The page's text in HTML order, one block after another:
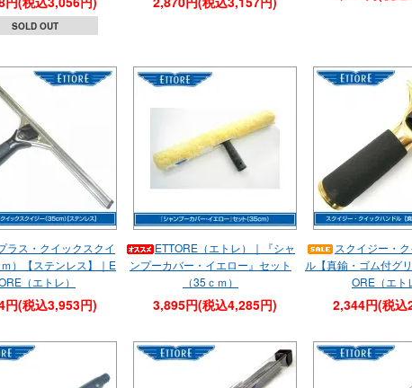
SOLD OUT
ラス・クイックスクイ
）【ステンレス】｜E
（エトレ）
円(税込3,953円)
ETTORE（エトレ）｜『シャ
ンプーカバー・イエロー』セット
（35ｃｍ）
3,895円(税込4,285円)
スクイジー・
ル【真鍮・ゴム付グ
ORE（エト
2,344円(税込